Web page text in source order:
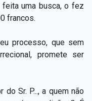
uma busca, o fez
francos.
processo, que sem
promete ser
Sr. P..., a quem não